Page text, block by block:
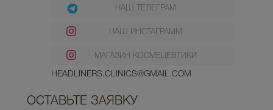
НАШ ТЕЛЕГРАМ
НАШ ИНСТАГРАММ
МАГАЗИН КОСМЕЦЕВТИКИ
HEADLINERS.CLINICS@GMAIL.COM
ОСТАВЬТЕ ЗАЯВКУ